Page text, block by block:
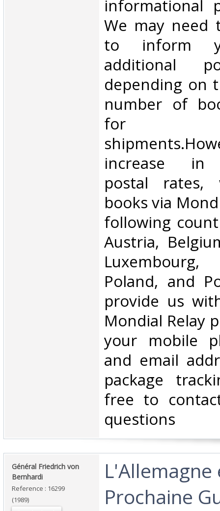
informational
We may need
to inform
additional
depending on
number of
for
increase in
postal
books via
following
Austria,
Poland, and
provide us
Mondial Relay
your mobile
and email
package
free to
questions‎
‎Général Friedrich von
Bernhardi‎
Reference : 16299
(1989)
‎L'Allemagne
Prochaine